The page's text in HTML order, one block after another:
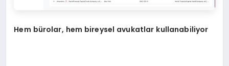
Hem bürolar, hem bireysel avukatlar kullanabiliyor